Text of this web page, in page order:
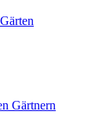
Gärtnern